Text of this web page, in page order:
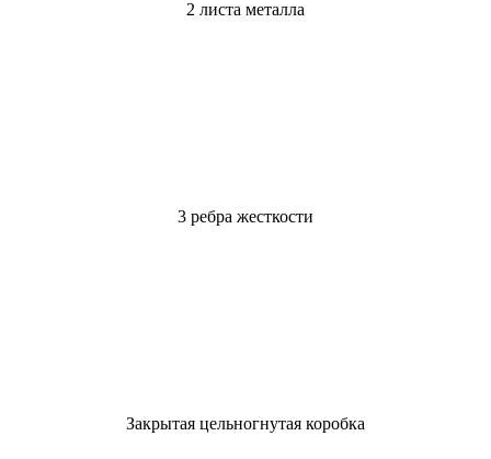
2 листа металла
3 ребра жесткости
Закрытая цельногнутая коробка